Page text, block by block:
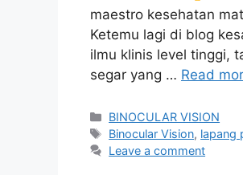
maestro kesehatan
Ketemu lagi di blog
ilmu klinis level tinggi,
segar yang … Read
Categories
BINOCULAR VISION
Tags
Binocular Vision, lapang
Leave a comment